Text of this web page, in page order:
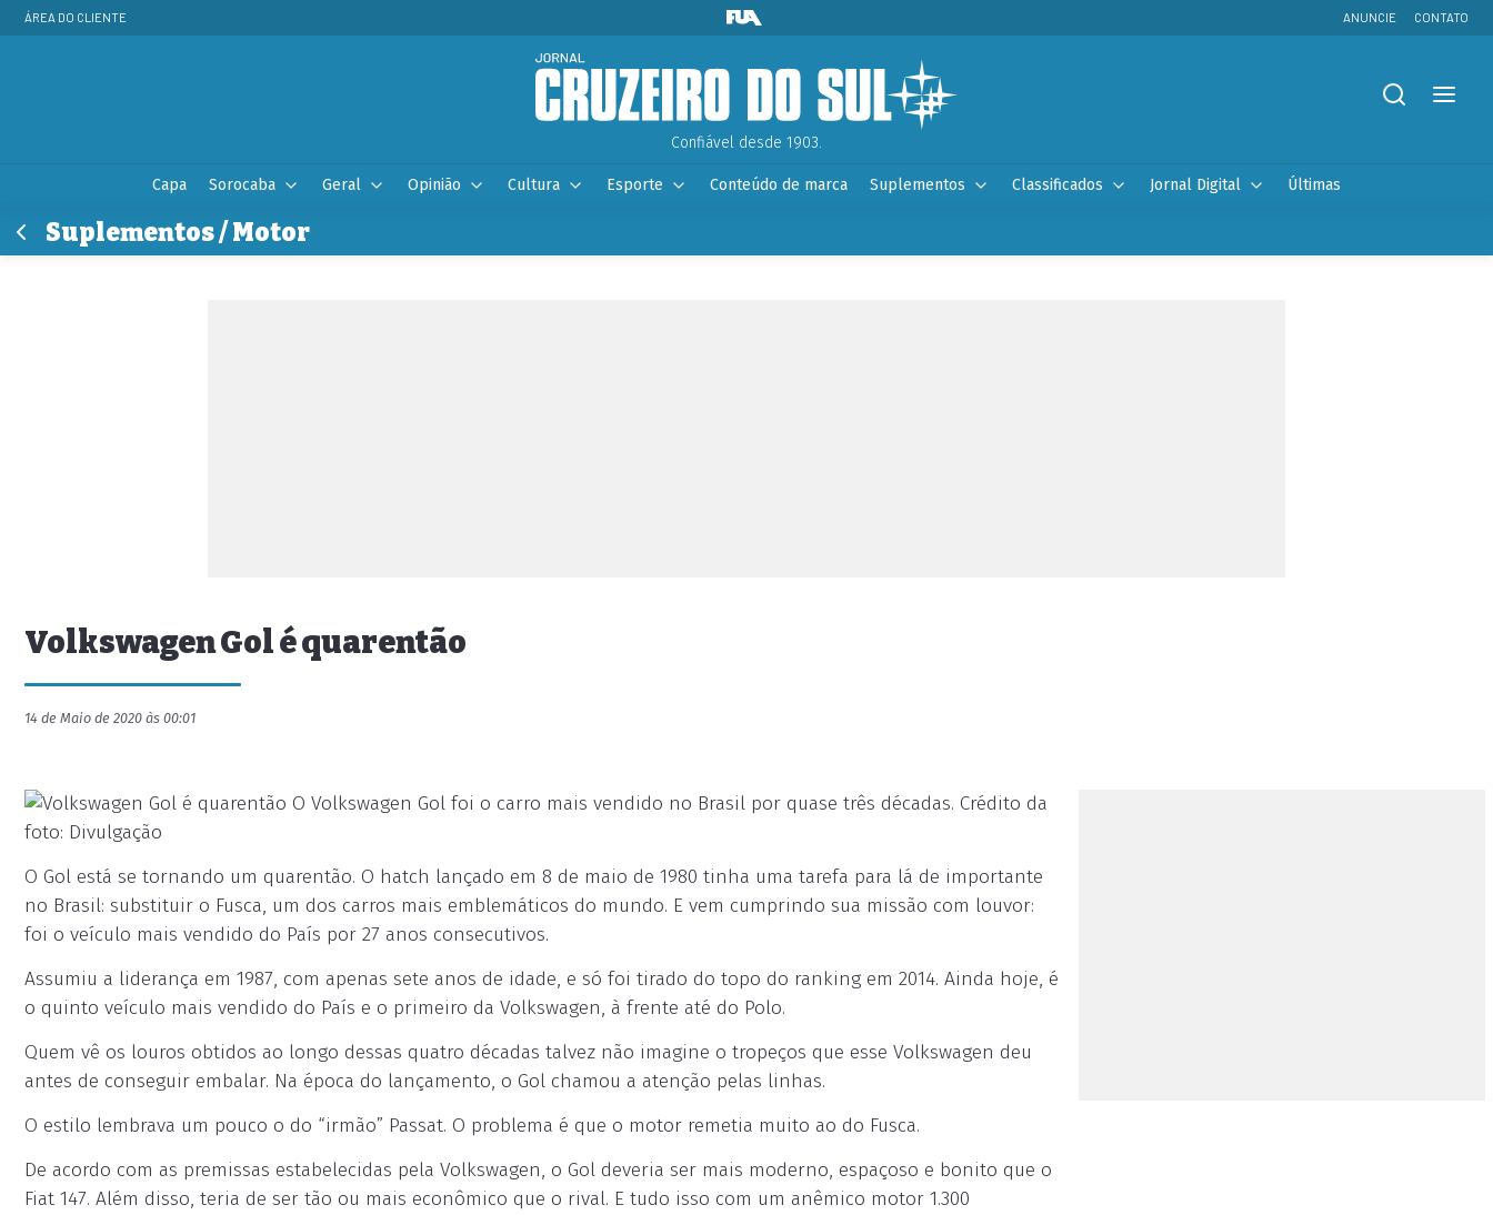
ÁREA DO CLIENTE ANUNCIE CONTATO
Confiável desde 1903.
Capa Sorocaba Geral Opinião Cultura Esporte Conteúdo de marca Suplementos Classificados Jornal Digital Últimas
Suplementos / Motor
Volkswagen Gol é quarentão
14 de Maio de 2020 às 00:01
O Volkswagen Gol foi o carro mais vendido no Brasil por quase três décadas. Crédito da
foto: Divulgação
O Gol está se tornando um quarentão. O hatch lançado em 8 de maio de 1980 tinha uma tarefa para lá de importante
no Brasil: substituir o Fusca, um dos carros mais emblemáticos do mundo. E vem cumprindo sua missão com louvor:
foi o veículo mais vendido do País por 27 anos consecutivos.
Assumiu a liderança em 1987, com apenas sete anos de idade, e só foi tirado do topo do ranking em 2014. Ainda hoje, é
o quinto veículo mais vendido do País e o primeiro da Volkswagen, à frente até do Polo.
Quem vê os louros obtidos ao longo dessas quatro décadas talvez não imagine o tropeços que esse Volkswagen deu
antes de conseguir embalar. Na época do lançamento, o Gol chamou a atenção pelas linhas.
O estilo lembrava um pouco o do “irmão” Passat. O problema é que o motor remetia muito ao do Fusca.
De acordo com as premissas estabelecidas pela Volkswagen, o Gol deveria ser mais moderno, espaçoso e bonito que o
Fiat 147. Além disso, teria de ser tão ou mais econômico que o rival. E tudo isso com um anêmico motor 1.300